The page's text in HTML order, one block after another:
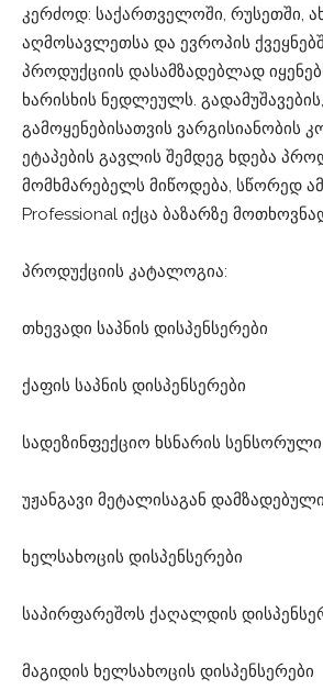
კერძოდ: საქართველოში, რუსეთში,
აღმოსავლეთსა და ევროპის
პროდუქციის დასამზადებლად
ხარისხის ნედლეულს. გადამუშავების,
გამოყენებისათვის ვარგისიანობის
ეტაპების გავლის შემდეგ ხდება
მომხმარებელს მიწოდება, სწორედ
Professional იქცა ბაზარზე
პროდუქციის კატალოგია:
თხევადი საპნის დისპენსერები
ქაფის საპნის დისპენსერები
სადეზინფექციო ხსნარის სენსორული
უჟანგავი მეტალისაგან
ხელსახოცის დისპენსერები
საპირფარეშოს ქაღალდის
მაგიდის ხელსახოცის დისპენსერები